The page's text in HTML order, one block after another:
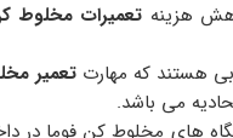
هزینه تعمیرات مخلوط
هستند که مهارت تعمیر
می باشد.
های مخلوط کن فوما در